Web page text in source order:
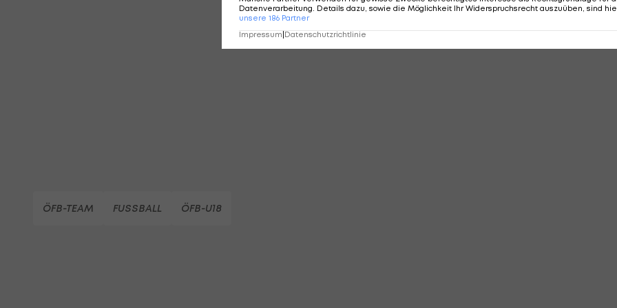
KOMMENTARE
ÖFB-TEAM FUSSBALL ÖFB-U18
Datenverarbeitung. Details dazu, sowie die Möglichkeit Ihr Widerspruchsrecht auszuüben, sind
unsere 186 Partner
Impressum Datenschutzrichtlinie